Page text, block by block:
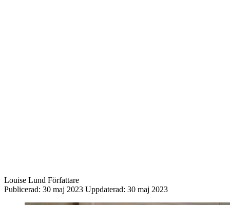
Louise Lund Författare
Publicerad: 30 maj 2023 Uppdaterad: 30 maj 2023